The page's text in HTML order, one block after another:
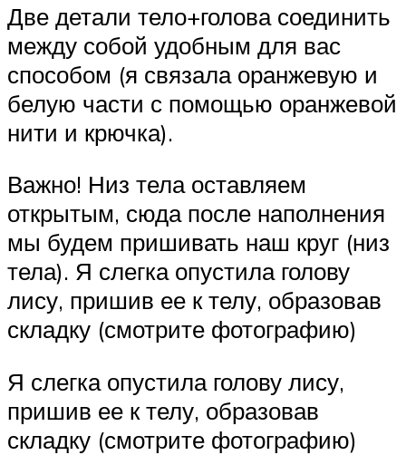
Две детали тело+голова соединить
между собой удобным для вас
способом (я связала оранжевую и
белую части с помощью оранжевой
нити и крючка).
Важно! Низ тела оставляем
открытым, сюда после наполнения
мы будем пришивать наш круг (низ
тела). Я слегка опустила голову
лису, пришив ее к телу, образовав
складку (смотрите фотографию)
Я слегка опустила голову лису,
пришив ее к телу, образовав
складку (смотрите фотографию)